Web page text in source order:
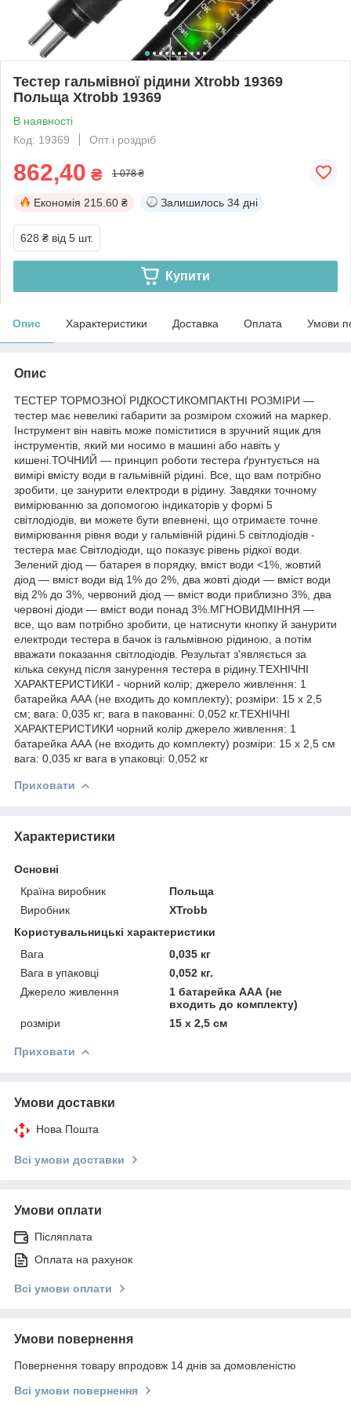
Тестер гальмівної рідини Xtrobb 19369
Польща Xtrobb 19369
В наявності
Код: 19369
Опт і роздріб
862,40 ₴ 1 078 ₴
Економія 215.60 ₴ Залишилось 34 дні
628 ₴ від 5 шт.
Купити
Опис Характеристики Доставка Оплата Умови
Опис
ТЕСТЕР ТОРМОЗНОЇ РІДКОСТИКОМПАКТНІ РОЗМІРИ —
тестер має невеликі габарити за розміром схожий на маркер.
Інструмент він навіть може поміститися в зручний ящик для
інструментів, який ми носимо в машині або навіть у
кишені.ТОЧНИЙ — принцип роботи тестера ґрунтується на
вимірі вмісту води в гальмівній рідині. Все, що вам потрібно
зробити, це занурити електроди в рідину. Завдяки точному
вимірюванню за допомогою індикаторів у формі 5
світлодіодів, ви можете бути впевнені, що отримаєте точне
вимірювання рівня води у гальмівній рідині.5 світлодіодів -
тестера має Світлодіоди, що показує рівень рідкої води.
Зелений діод — батарея в порядку, вміст води <1%, жовтий
діод — вміст води від 1% до 2%, два жовті діоди — вміст води
від 2% до 3%, червоний діод — вміст води приблизно 3%, два
червоні діоди — вміст води понад 3%.МГНОВИДМІННЯ —
все, що вам потрібно зробити, це натиснути кнопку й занурити
електроди тестера в бачок із гальмівною рідиною, а потім
вважати показання світлодіодів. Результат з'являється за
кілька секунд після занурення тестера в рідину.ТЕХНІЧНІ
ХАРАКТЕРИСТИКИ - чорний колір; джерело живлення: 1
батарейка ААА (не входить до комплекту); розміри: 15 х 2,5
см; вага: 0,035 кг; вага в пакованні: 0,052 кг.ТЕХНІЧНІ
ХАРАКТЕРИСТИКИ чорний колір джерело живлення: 1
батарейка ААА (не входить до комплекту) розміри: 15 х 2,5 см
вага: 0,035 кг вага в упаковці: 0,052 кг
Приховати
Характеристики
Основні
Країна виробник
Польща
Виробник
XTrobb
Користувальницькі характеристики
Вага
0,035 кг
Вага в упаковці
0,052 кг.
Джерело живлення
1 батарейка ААА (не
входить до комплекту)
розміри
15 х 2,5 см
Приховати
Умови доставки
Нова Пошта
Всі умови доставки
Умови оплати
Післяплата
Оплата на рахунок
Всі умови оплати
Умови повернення
Повернення товару впродовж 14 днів за домовленістю
Всі умови повернення